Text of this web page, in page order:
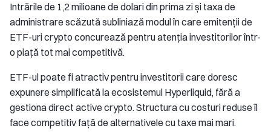
Intrările de 1,2 milioane de dolari din prima zi și taxa de
administrare scăzută subliniază modul în care emitenții de
ETF-uri crypto concurează pentru atenția investitorilor într-
o piață tot mai competitivă.
ETF-ul poate fi atractiv pentru investitorii care doresc
expunere simplificată la ecosistemul Hyperliquid, fără a
gestiona direct active crypto. Structura cu costuri reduse îl
face competitiv față de alternativele cu taxe mai mari.